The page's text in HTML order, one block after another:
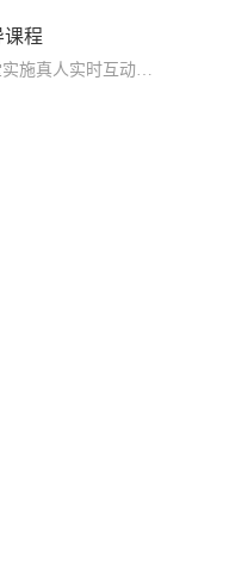
课程
通过网络和电子课堂实施真人实时互动教学，打破了传统教育的时空限制，突破了优秀教师资源的地域限制，让学生随时随地就能与名师交流学习，真正帮助学生快速提升考核要求